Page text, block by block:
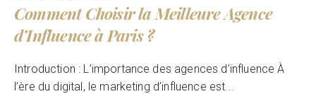
Comment Choisir la Meilleure Agence
d’Influence à Paris ?
Introduction : L’importance des agences d’influence À
l’ère du digital, le marketing d’influence est...